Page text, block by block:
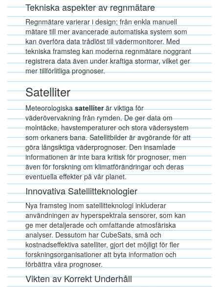
Tekniska aspekter av regnmätare
Regnmätare varierar i design; från enkla manuell
mätare till mer avancerade automatiska system som
kan överföra data trådlöst till vädermonitorer. Med
tekniska framsteg kan moderna regnmätare noggrant
registrera data även under kraftiga stormar, vilket ger
mer tillförlitliga prognoser.
Satelliter
Meteorologiskasatelliterär viktiga för
väderövervakning från rymden. De ger data om
molntäcke, havstemperaturer och stora vädersystem
som orkaners bana. Satellitbilder är avgörande för att
göra långsiktiga väderprognoser. Den insamlade
informationen är inte bara kritisk för prognoser, men
även för forskning om klimatförändringar och deras
eventuella effekter på vår planet.
Innovativa Satellitteknologier
Nya framsteg inom satellitteknologi inkluderar
användningen av hyperspektrala sensorer, som kan
ge mer detaljerade och omfattande atmosfäriska
analyser. Dessutom har CubeSats, små och
kostnadseffektiva satelliter, gjort det möjligt för fler
forskningsorganisationer att byta information och
förbättra våra prognoser.
Vikten av Korrekt Underhåll